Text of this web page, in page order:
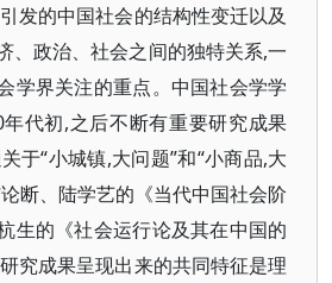
发的中国社会的结构性变迁以及
、政治、社会之间的独特关系,一
学界关注的重点。中国社会学学
代初,之后不断有重要研究成果
于“小城镇,大问题”和“小商品,大
断、陆学艺的《当代中国社会阶
生的《社会运行论及其在中国的
究成果呈现出来的共同特征是理